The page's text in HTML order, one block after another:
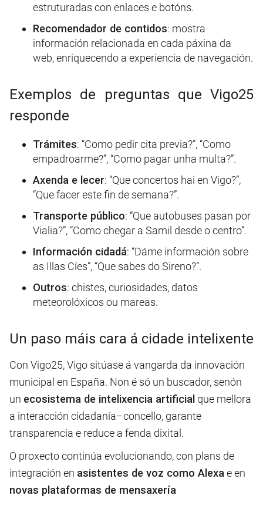
estruturadas con enlaces e botóns.
Recomendador de contidos: mostra
información relacionada en cada páxina da
web, enriquecendo a experiencia de navegación.
Exemplos de preguntas que Vigo25
responde
Trámites: “Como pedir cita previa?”, “Como
empadroarme?”, “Como pagar unha multa?”.
Axenda e lecer: “Que concertos hai en Vigo?”,
“Que facer este fin de semana?”.
Transporte público: “Que autobuses pasan por
Vialia?”, “Como chegar a Samil desde o centro”.
Información cidadá: “Dáme información sobre
as Illas Cíes”, “Que sabes do Sireno?”.
Outros: chistes, curiosidades, datos
meteorolóxicos ou mareas.
Un paso máis cara á cidade intelixente
Con Vigo25, Vigo sitúase á vangarda da innovación
municipal en España. Non é só un buscador, senón
un ecosistema de intelixencia artificial que mellora
a interacción cidadanía–concello, garante
transparencia e reduce a fenda dixital.
O proxecto continúa evolucionando, con plans de
integración en asistentes de voz como Alexa e en
novas plataformas de mensaxería